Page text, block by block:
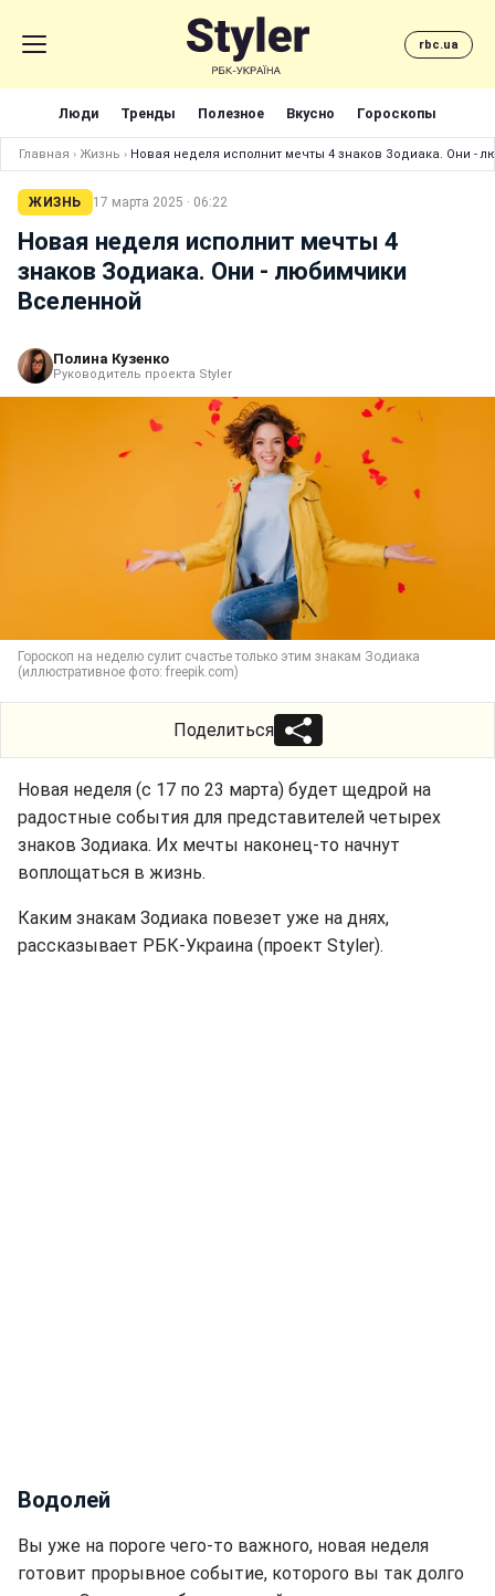
rbc.ua
Люди Тренды Полезное Вкусно Гороскопы
Главная › Жизнь › Новая неделя исполнит мечты 4 знаков Зодиака. Они -
ЖИЗНЬ 17 марта 2025 · 06:22
Новая неделя исполнит мечты 4
знаков Зодиака. Они - любимчики
Вселенной
Полина Кузенко
Руководитель проекта Styler
Гороскоп на неделю сулит счастье только этим знакам Зодиака
(иллюстративное фото: freepik.com)
Поделиться
Новая неделя (с 17 по 23 марта) будет щедрой на
радостные события для представителей четырех
знаков Зодиака. Их мечты наконец-то начнут
воплощаться в жизнь.
Каким знакам Зодиака повезет уже на днях,
рассказывает РБК-Украина (проект Styler).
Водолей
Вы уже на пороге чего-то важного, новая неделя
готовит прорывное событие, которого вы так долго